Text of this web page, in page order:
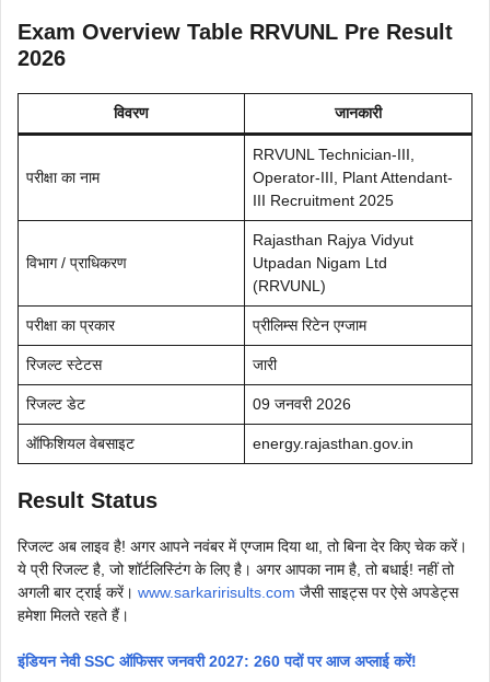
Exam Overview Table RRVUNL Pre Result
2026
विवरण जानकारी
परीक्षा का नाम
RRVUNL Technician-III,
Operator-III, Plant Attendant-
III Recruitment 2025
विभाग / प्राधिकरण
Rajasthan Rajya Vidyut
Utpadan Nigam Ltd
(RRVUNL)
परीक्षा का प्रकार प्रीलिम्स रिटेन एग्जाम
रिजल्ट स्टेटस जारी
रिजल्ट डेट 09 जनवरी 2026
ऑफिशियल वेबसाइट energy.rajasthan.gov.in
Result Status
रिजल्ट अब लाइव है! अगर आपने नवंबर में एग्जाम दिया था, तो बिना देर किए चेक करें।
ये प्री रिजल्ट है, जो शॉर्टलिस्टिंग के लिए है। अगर आपका नाम है, तो बधाई! नहीं तो
अगली बार ट्राई करें। www.sarkaririsults.com जैसी साइट्स पर ऐसे अपडेट्स
हमेशा मिलते रहते हैं।
इंडियन नेवी SSC ऑफिसर जनवरी 2027: 260 पदों पर आज अप्लाई करें!